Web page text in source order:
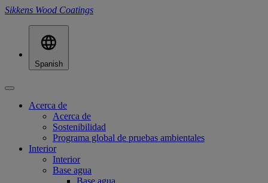
Sikkens Wood Coatings
Spanish
Acerca de
Acerca de
Sostenibilidad
Programa global de pruebas ambientales
Interior
Interior
Base agua
Base agua